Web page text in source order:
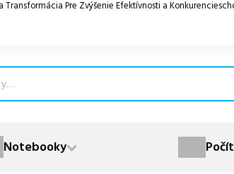
Pre Zvýšenie Efektívnosti a
Notebooky